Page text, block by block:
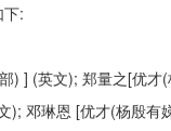
:
) ] (英文); 郑量之[优
); 邓琳恩 [优才(杨殷